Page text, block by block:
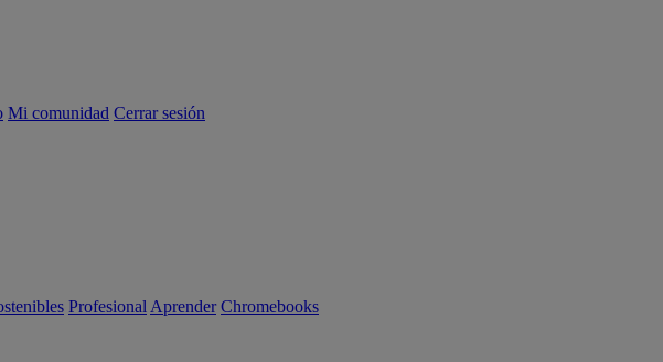
Mi comunidad Cerrar sesión
Profesional Aprender Chromebooks